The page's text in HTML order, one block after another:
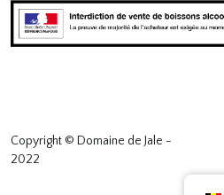
Copyright © Domaine de Jale -
2022